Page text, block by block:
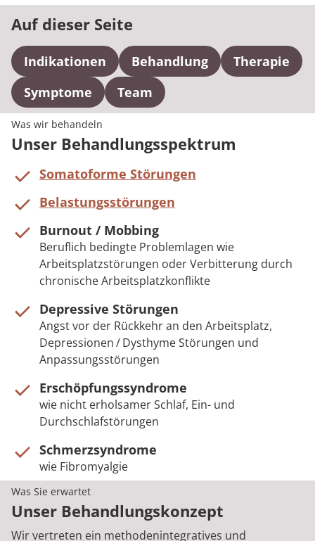
Auf dieser Seite
Indikationen Behandlung
Therapie
Symptome
Team
Was wir behandeln
Unser Behandlungsspektrum
Somatoforme Störungen
Belastungsstörungen
Burnout / Mobbing
Beruflich bedingte Problemlagen wie
Arbeitsplatzstörungen oder Verbitterung durch
chronische Arbeitsplatzkonflikte
Depressive Störungen
Angst vor der Rückkehr an den Arbeitsplatz,
Depressionen / Dysthyme Störungen und
Anpassungsstörungen
Erschöpfungssyndrome
wie nicht erholsamer Schlaf, Ein- und
Durchschlafstörungen
Schmerzsyndrome
wie Fibromyalgie
Was Sie erwartet
Unser Behandlungskonzept
Wir vertreten ein methodenintegratives und